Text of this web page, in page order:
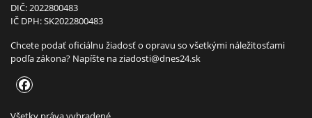
DIČ: 2022800483
IČ DPH: SK2022800483
Chcete podať oficiálnu žiadosť o opravu so všetkými náležitosťami
podľa zákona? Napíšte naziadosti@dnes24.sk